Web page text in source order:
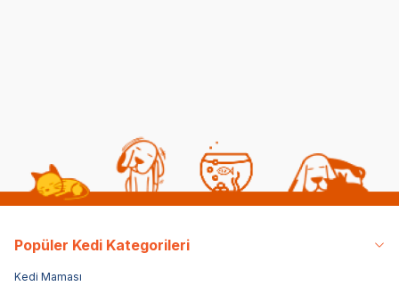
Popüler Kedi Kategorileri
Kedi Maması